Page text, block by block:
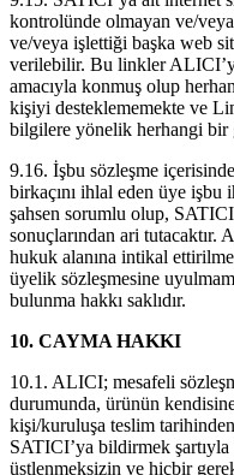
kontrolünde olmayan ve/
ve/veya işlettiği başka web
verilebilir. Bu linkler
amacıyla konmuş olup
kişiyi desteklememekte ve
bilgilere yönelik herhangi bir
9.16. İşbu sözleşme
birkaçını ihlal eden üye
şahsen sorumlu olup,
sonuçlarından ari tutacaktır.
hukuk alanına intikal
üyelik sözleşmesine
bulunma hakkı saklıdır.
10. CAYMA HAKKI
10.1. ALICI; mesafeli
durumunda, ürünün
kişi/kuruluşa teslim
SATICI’ya bildirmek
üstlenmeksizin ve hiçbir